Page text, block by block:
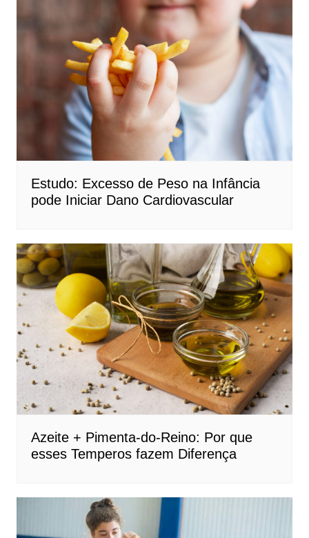
Estudo: Excesso de Peso na Infância
pode Iniciar Dano Cardiovascular
Azeite + Pimenta-do-Reino: Por que
esses Temperos fazem Diferença